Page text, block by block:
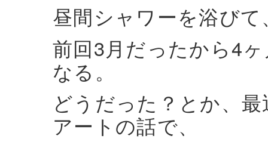
昼間シャワーを浴び
前回3月だったから4
なる。
どうだった？とか、
アートの話で、